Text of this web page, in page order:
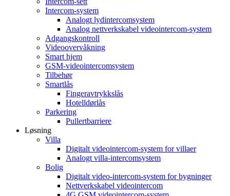
Intercom-system
Analogt lydintercomsystem
Analog nettverkskabel videointercom-system
Adgangskontroll
Videoovervåkning
Smart hjem
GSM-videointercomsystem
Tilbehør
Smartlås
Fingeravtrykkslås
Hotelldørlås
Parkering
Pullertbarriere
Løsning
Villa
Digitalt videointercom-system for villaer
Analogt villa-intercomsystem
Bolig
Digitalt video-intercom-system for bygninger
Nettverkskabel videointercom